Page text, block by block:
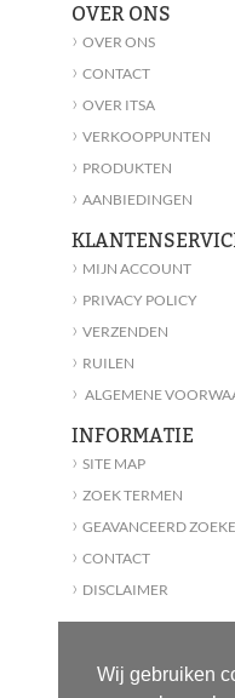
Wij gebruiken
OVER ONS
› OVER ONS
› CONTACT
› OVER ITSA
› VERKOOPPUNTEN
› PRODUKTEN
› AANBIEDINGEN
› MIJN ACCOUNT
› PRIVACY POLICY
› VERZENDEN
› RUILEN
› ALGEMENE
INFORMATIE
› SITE MAP
› ZOEK TERMEN
› GEAVANCEERD
› CONTACT
› DISCLAIMER